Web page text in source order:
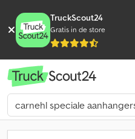
TruckScout24
Gratis in de store